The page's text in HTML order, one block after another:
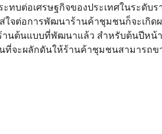
บต่อเศรษฐกิจของประเทศในระดับ
ต่อการพัฒนาร้านค้าชุมชนก็จะเกิด
ร้านต้นแบบที่พัฒนาแล้ว สำหรับต้นปีห
ที่จะผลักดันให้ร้านค้าชุมชนสามารถ